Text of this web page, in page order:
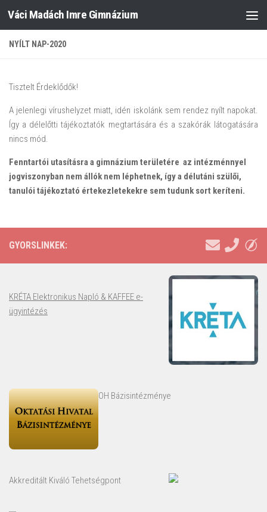
Skip to content
Váci Madách Imre Gimnázium
NYÍLT NAP-2020
Tisztelt Érdeklődők!
A jelenlegi vírushelyzet miatt, idén iskolánk sem rendez nyílt napokat.
Így a délelőtti tájékoztatók megtartására és a szakórák látogatására
nincs mód.
Fenntartói utasításra a gimnázium területére az intézménnyel
jogviszonyban nem állók nem léphetnek, így a délutáni szülői,
tanulói tájékoztató értekezletekekre sem tudunk sort keríteni.
GYORSLINKEK:
KRÉTA Elektronikus Napló & KAFFEE e-
ügyintézés
OH Bázisintézménye
Akkreditált Kiváló Tehetségpont